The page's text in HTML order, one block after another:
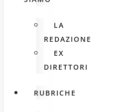
LA
REDAZIONE
EX
DIRETTORI
RUBRICHE